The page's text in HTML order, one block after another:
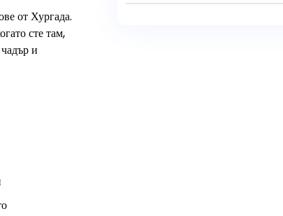
от Хургада.
сте там,
и